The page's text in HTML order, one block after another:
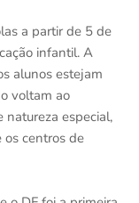
a partir de 5 de
infantil. A
alunos estejam
voltam ao
natureza especial,
os centros de